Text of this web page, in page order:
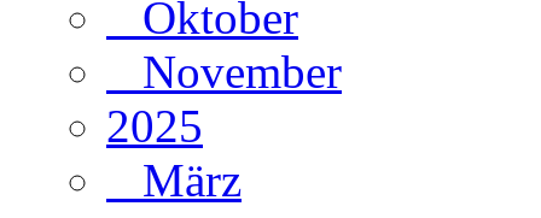
Oktober
November
2025
März